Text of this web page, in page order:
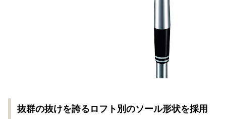
抜群の抜けを誇るロフト別のソール形状を採用